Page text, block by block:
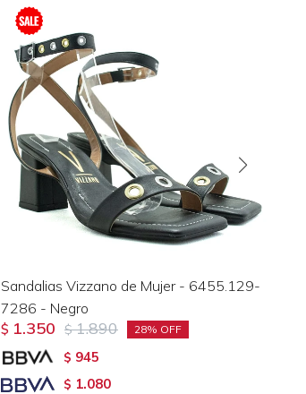
Sandalias Vizzano de Mujer - 6455.129-
7286 - Negro
$ 1.350 $ 1.890 28
$ 945
$ 1.080